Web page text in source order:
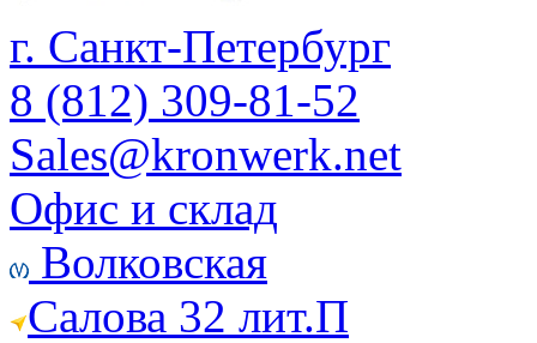
г. Санкт-Петербург
8 (812) 309-81-52
Sales@kronwerk.net
Офис и склад
Волковская
Салова 32 лит.П